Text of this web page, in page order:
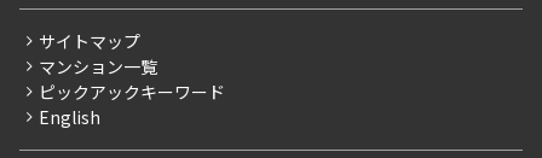
賃料改定
フリーレント
ペット可
サイトマップ
マンション一覧
ピックアックキーワード
English